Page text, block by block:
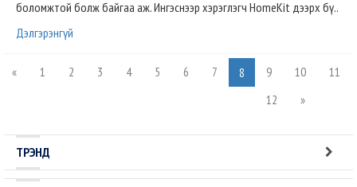
боломжтой болж байгаа аж. Ингэснээр хэрэглэгч HomeKit дээрх бү..
Дэлгэрэнгүй
« 1 2 3 4 5 6 7 8 9 10
11
12
»
ТРЭНД